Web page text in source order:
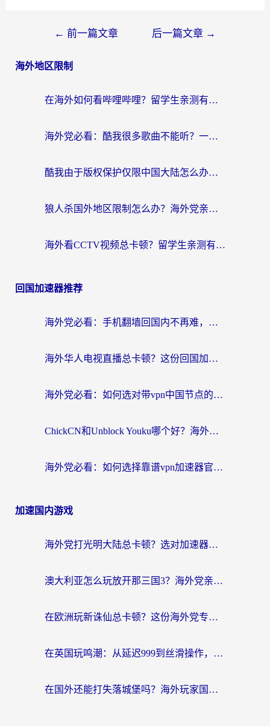
← 前一篇文章 后一篇文章 →
海外地区限制
在海外如何看哔哩哔哩？留学生亲测有效的回国加速指南
海外党必看：酷我很多歌曲不能听？一招解决优酷版权限制+B站地域问题！
酷我由于版权保护仅限中国大陆怎么办？海外党亲测有效的解锁指南
狼人杀国外地区限制怎么办？海外党亲测有效的全场景回国加速指南
海外看CCTV视频总卡顿？留学生亲测有效的回国加速器选择指南
回国加速器推荐
海外党必看：手机翻墙回国内不再难，一篇搞定无缝访问国内资源指南
海外华人电视直播总卡顿？这份回国加速器选择指南帮你无缝看国内资源
海外党必看：如何选对带vpn中国节点的加速器？无缝访问国内资源全攻略
ChickCN和Unblock Youku哪个好？海外党亲测4款热门回国加速器，附避坑指南
海外党必看：如何选择靠谱vpn加速器官网？轻松解决国内APP地区限制
加速国内游戏
海外党打光明大陆总卡顿？选对加速器才是关键！（附亲测好用的推荐）
澳大利亚怎么玩放开那三国3？海外党亲测有效的国服游戏加速指南
在欧洲玩新诛仙总卡顿？这份海外党专属加速器指南帮你解决延迟难题
在英国玩鸣潮：从延迟999到丝滑操作，我是怎么做到的？
在国外还能打失落城堡吗？海外玩家国服游戏加速终极指南（附北美玩online加速器下载技巧）